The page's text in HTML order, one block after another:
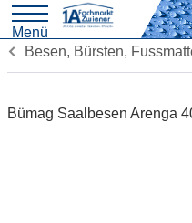
Menü
Besen, Bürsten,
Bümag Saalbesen Arenga